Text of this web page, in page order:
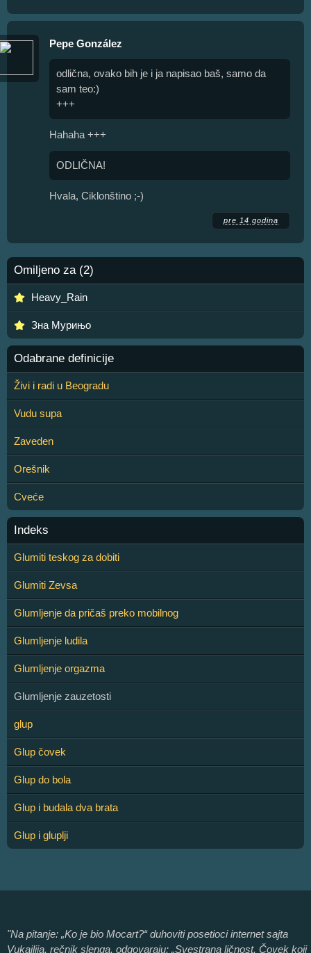
Pepe González
odlična, ovako bih je i ja napisao baš, samo da
sam teo:)
+++
Hahaha +++
ODLIČNA!
Hvala, Ciklonštino ;-)
pre 14 godina
Omiljeno za (2)
Heavy_Rain
Зна Мурињо
Odabrane definicije
Živi i radi u Beogradu
Vudu supa
Zaveden
Orešnik
Cveće
Indeks
Glumiti teskog za dobiti
Glumiti Zevsa
Glumljenje da pričaš preko mobilnog
Glumljenje ludila
Glumljenje orgazma
Glumljenje zauzetosti
glup
Glup čovek
Glup do bola
Glup i budala dva brata
Glup i gluplji
"Na pitanje: „Ko je bio Mocart?“ duhoviti posetioci internet sajta
Vukajlija, rečnik slenga, odgovaraju: „Svestrana ličnost. Čovek koji